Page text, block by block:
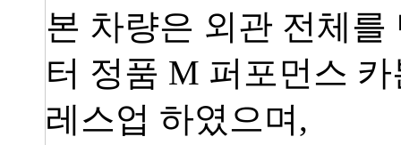
본 차량은 외관 전체
터 정품 M 퍼포먼스
레스업 하였으며,